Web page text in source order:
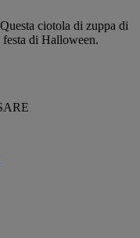
ciotola di zuppa di
di Halloween.